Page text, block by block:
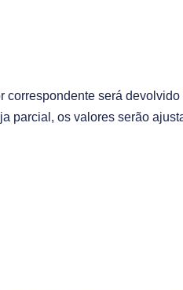
será
parcial, os valores serão